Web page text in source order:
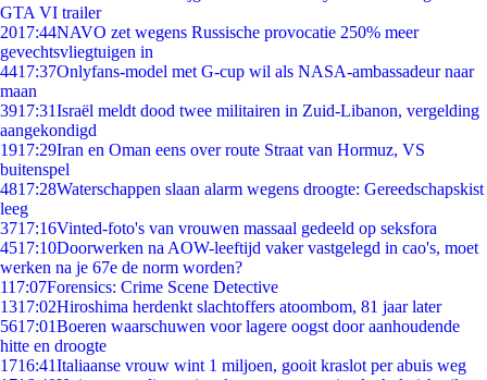
GTA VI trailer
2017:44NAVO zet wegens Russische provocatie 250% meer
gevechtsvliegtuigen in
4417:37Onlyfans-model met G-cup wil als NASA-ambassadeur naar
maan
3917:31Israël meldt dood twee militairen in Zuid-Libanon, vergelding
aangekondigd
1917:29Iran en Oman eens over route Straat van Hormuz, VS
buitenspel
4817:28Waterschappen slaan alarm wegens droogte: Gereedschapskist
leeg
3717:16Vinted-foto's van vrouwen massaal gedeeld op seksfora
4517:10Doorwerken na AOW-leeftijd vaker vastgelegd in cao's, moet
werken na je 67e de norm worden?
117:07Forensics: Crime Scene Detective
1317:02Hiroshima herdenkt slachtoffers atoombom, 81 jaar later
5617:01Boeren waarschuwen voor lagere oogst door aanhoudende
hitte en droogte
1716:41Italiaanse vrouw wint 1 miljoen, gooit kraslot per abuis weg